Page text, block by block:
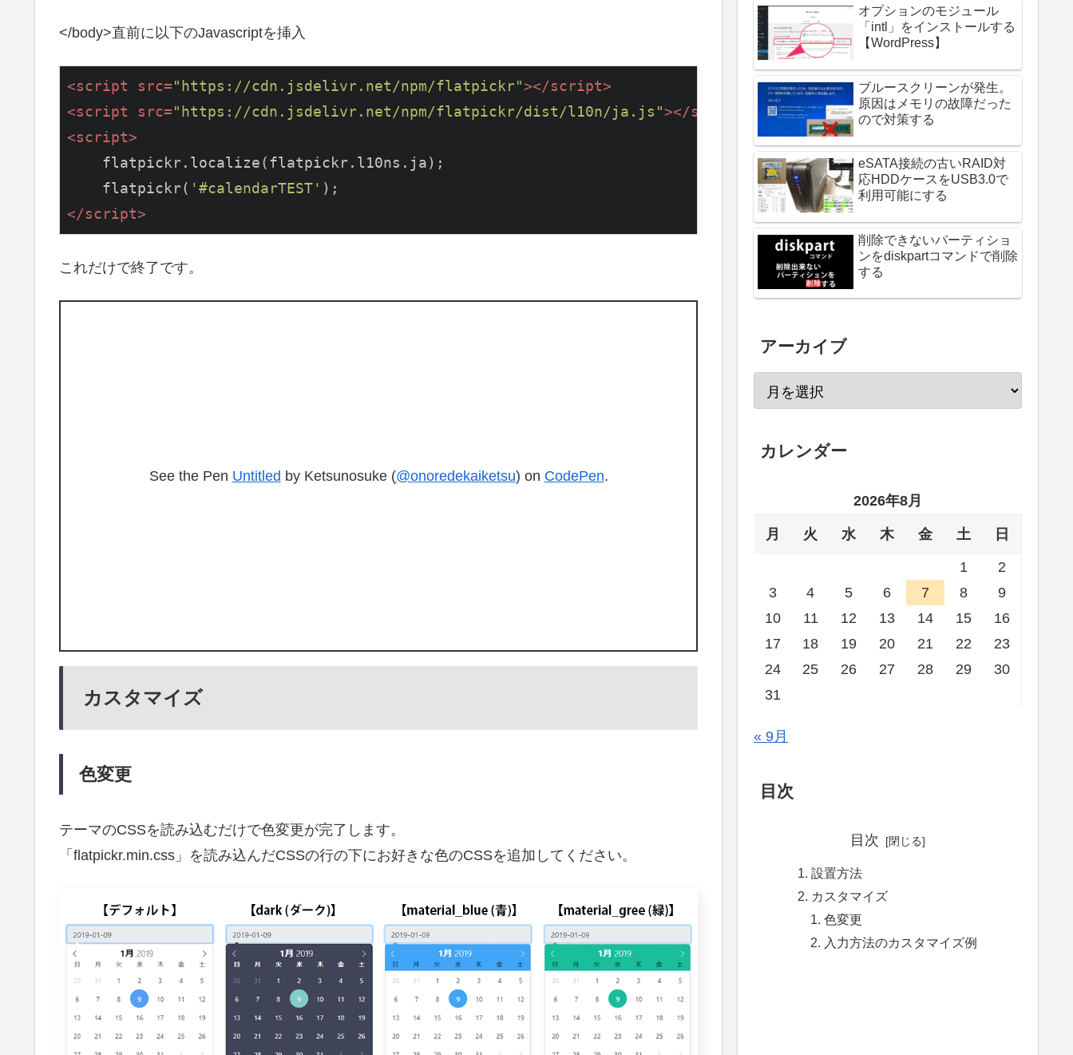
</body>直前に以下のJavascriptを挿入
<script src="https://cdn.jsdelivr.net/npm/flatpickr"></script>
<script src="https://cdn.jsdelivr.net/npm/flatpickr/dist/l10n/ja.js"></script
<script>
    flatpickr.localize(flatpickr.l10ns.ja);
    flatpickr(
'#calendarTEST'
</script>
これだけで終了です。
See the Pen Untitled by Ketsunosuke (@onoredekaiketsu) on CodePen.
カスタマイズ
色変更
テーマのCSSを読み込むだけで色変更が完了します。
「flatpickr.min.css」を読み込んだCSSの行の下にお好きな色のCSSを追加してください。
オプションのモジュール
「intl」をインストールする
【WordPress】
ブルースクリーンが発生。
原因はメモリの故障だった
ので対策する
eSATA接続の古いRAID対
応HDDケースをUSB3.0で
利用可能にする
削除できないパーティショ
ンをdiskpartコマンドで削除
する
アーカイブ
カレンダー
2026年8月
月 火 水 木 金 土 日
1
2
3
4 5 6 7 8
9
10
11 12 13 14 15
16
17
18 19 20 21 22
23
24
25 26 27 28 29
30
31
« 9月
目次
目次
設置方法
カスタマイズ
色変更
入力方法のカスタマイズ例